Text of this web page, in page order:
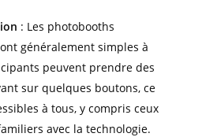
: Les photobooths
généralement simples à
peuvent prendre des
sur quelques boutons, ce
à tous, y compris ceux
avec la technologie.